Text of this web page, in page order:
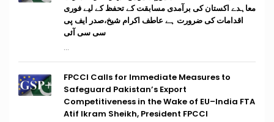
معاہدے اکستان کی برآمدی مسابقت کے تحفظ کے لیے فوری
اقدامات کی ضرورت ہے عاطف اکرام شیخ،صدر ایف پی
سی سی آئی
...
FPCCI Calls for Immediate Measures to
Safeguard Pakistan’s Export
Competitiveness in the Wake of EU–India FTA
Atif Ikram Sheikh, President FPCCI